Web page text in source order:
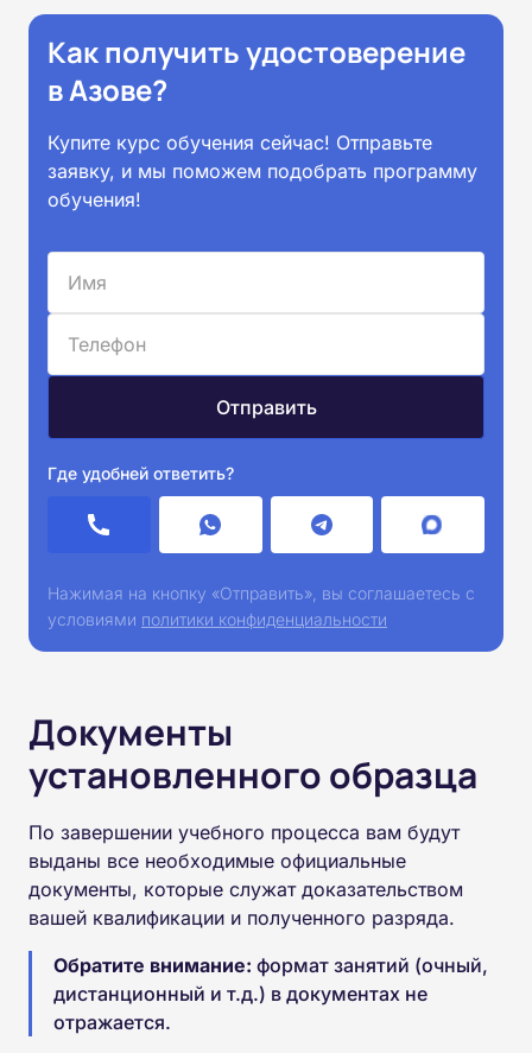
Как получить удостоверение
в Азове?
Купите курс обучения сейчас! Отправьте
заявку, и мы поможем подобрать программу
обучения!
Где удобней ответить?
Нажимая на кнопку «Отправить», вы соглашаетесь с
условиями политики конфиденциальности
Документы
установленного образца
По завершении учебного процесса вам будут
выданы все необходимые официальные
документы, которые служат доказательством
вашей квалификации и полученного разряда.
Обратите внимание: формат занятий (очный,
дистанционный и т.д.) в документах не
отражается.